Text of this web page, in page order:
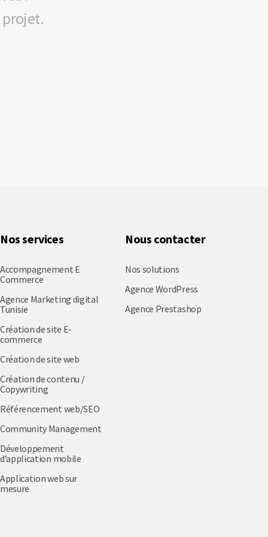
projet.
Nos services
Accompagnement E
Commerce
Agence Marketing digital
Tunisie
Création de site E-
commerce
Création de site web
Création de contenu /
Copywriting
Référencement web/SEO
Community Management
Développement
d’application mobile
Application web sur
mesure
Nous contacter
Nos solutions
Agence WordPress
Agence Prestashop